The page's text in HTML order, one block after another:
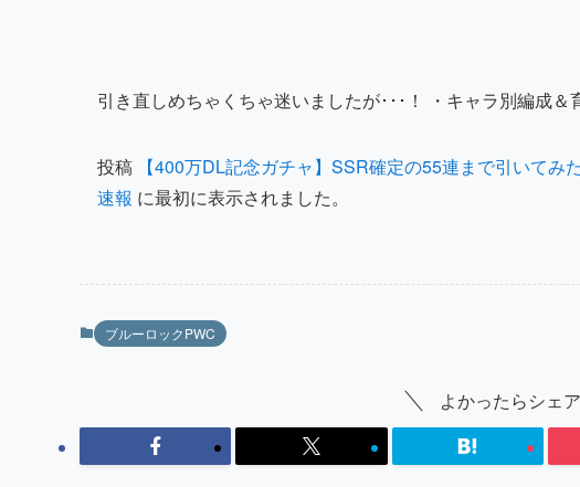
引き直しめちゃくちゃ迷いましたが･･･！ ・キャラ別編成
投稿 【400万DL記念ガチャ】SSR確定の55連まで引いてみ
速報 に最初に表示されました。
ブルーロックPWC
よかったらシェ